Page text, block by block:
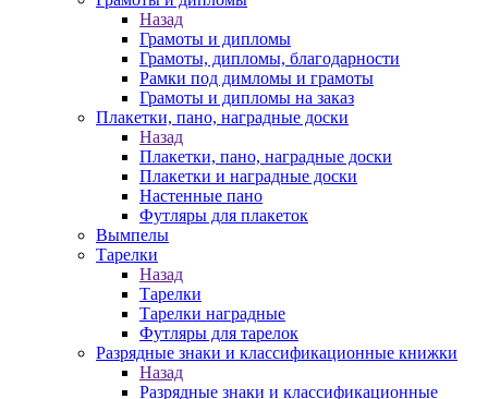
Назад
Грамоты и дипломы
Грамоты, дипломы, благодарности
Рамки под димломы и грамоты
Грамоты и дипломы на заказ
Плакетки, пано, наградные доски
Назад
Плакетки, пано, наградные доски
Плакетки и наградные доски
Настенные пано
Футляры для плакеток
Вымпелы
Тарелки
Назад
Тарелки
Тарелки наградные
Футляры для тарелок
Разрядные знаки и классификационные книжки
Назад
Разрядные знаки и классификационные